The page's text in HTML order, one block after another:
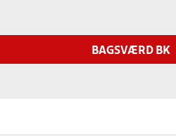
BAGSVÆRD BK